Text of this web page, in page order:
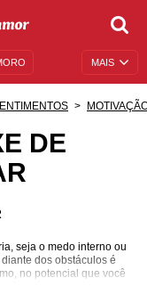
MAIS
DE
seja o medo interno ou
dos obstáculos é
no potencial que você
será para enfrentar o